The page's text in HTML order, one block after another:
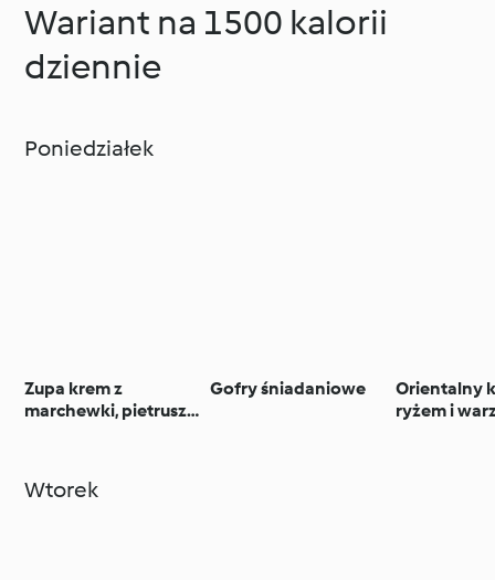
Wariant na 1500 kalorii
dziennie
Poniedziałek
Zupa krem z
marchewki, pietruszki
Gofry śniadaniowe
Orientalny
ryżem i
Wtorek